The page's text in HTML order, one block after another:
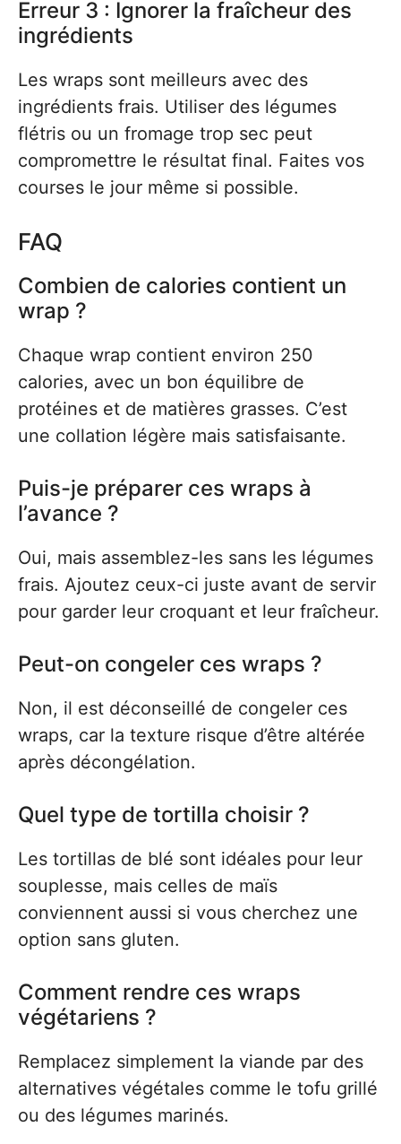
Erreur 3 : Ignorer la fraîcheur des
ingrédients
Les wraps sont meilleurs avec des
ingrédients frais. Utiliser des légumes
flétris ou un fromage trop sec peut
compromettre le résultat final. Faites vos
courses le jour même si possible.
FAQ
Combien de calories contient un
wrap ?
Chaque wrap contient environ 250
calories, avec un bon équilibre de
protéines et de matières grasses. C’est
une collation légère mais satisfaisante.
Puis-je préparer ces wraps à
l’avance ?
Oui, mais assemblez-les sans les légumes
frais. Ajoutez ceux-ci juste avant de servir
pour garder leur croquant et leur fraîcheur.
Peut-on congeler ces wraps ?
Non, il est déconseillé de congeler ces
wraps, car la texture risque d’être altérée
après décongélation.
Quel type de tortilla choisir ?
Les tortillas de blé sont idéales pour leur
souplesse, mais celles de maïs
conviennent aussi si vous cherchez une
option sans gluten.
Comment rendre ces wraps
végétariens ?
Remplacez simplement la viande par des
alternatives végétales comme le tofu grillé
ou des légumes marinés.